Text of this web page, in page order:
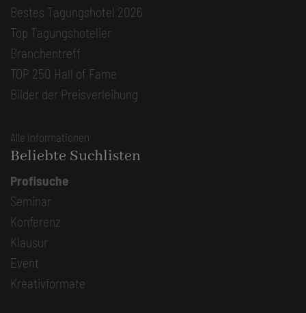
Bestes Tagungshotel 2026
Top Tagungshotelier
Branchentreff
TOP 250 Hall of Fame
Bilder der Preisverleihung
Alle Informationen
Beliebte Suchlisten
Profisuche
Seminar
Konferenz
Klausur
Event
Kreativformate